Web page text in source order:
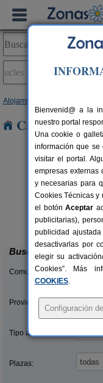
Alojamientos
Casas
Casas
El
Buscar
Comunidades:
Provincias/Islas:
Tipo alquiler:
Plazas:
Bienvenid@ a la
nuestro portal
Una cookie o
información que se
visitar el portal.
empresas externas
y necesarias para
Cookies Técnicas y
el botónAceptar
publicitarias),
publicidad
desactivarlas por
elegir su
Cookies”. Más
COOKIES.